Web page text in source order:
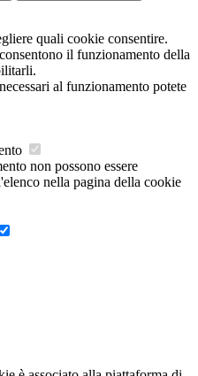
quali cookie consentire.
il funzionamento della
al funzionamento potete
non possono essere
nella pagina della cookie